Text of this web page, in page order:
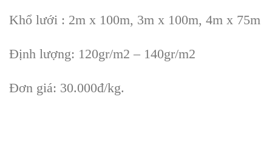
Khổ lưới : 2m x 100m, 3m x 100m, 4m x 75m
Định lượng: 120gr/m2 – 140gr/m2
Đơn giá: 30.000đ/kg.